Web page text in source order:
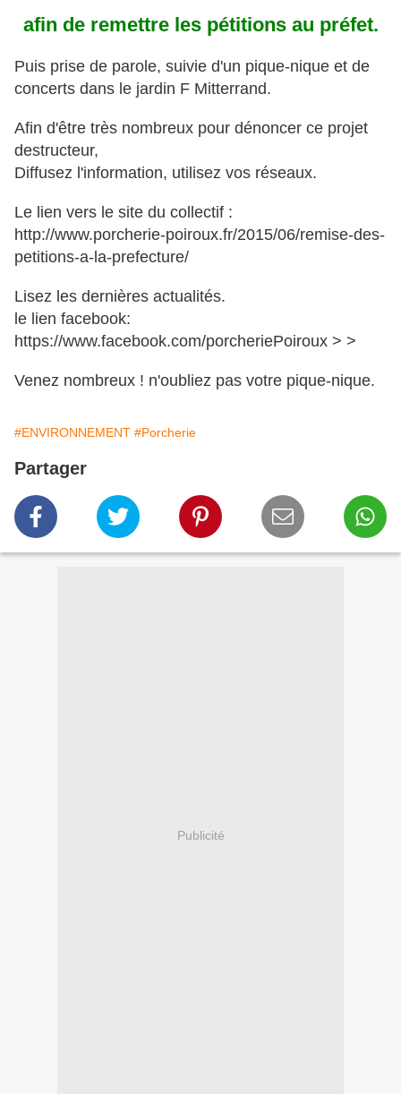
afin de remettre les pétitions au préfet.
Puis prise de parole, suivie d'un pique-nique et de
concerts dans le jardin F Mitterrand.
Afin d'être très nombreux pour dénoncer ce projet
destructeur,
Diffusez l'information, utilisez vos réseaux.
Le lien vers le site du collectif :
http://www.porcherie-poiroux.fr/2015/06/remise-des-
petitions-a-la-prefecture/
Lisez les dernières actualités.
le lien facebook:
https://www.facebook.com/porcheriePoiroux > >
Venez nombreux ! n'oubliez pas votre pique-nique.
#ENVIRONNEMENT #Porcherie
Partager
Publicité